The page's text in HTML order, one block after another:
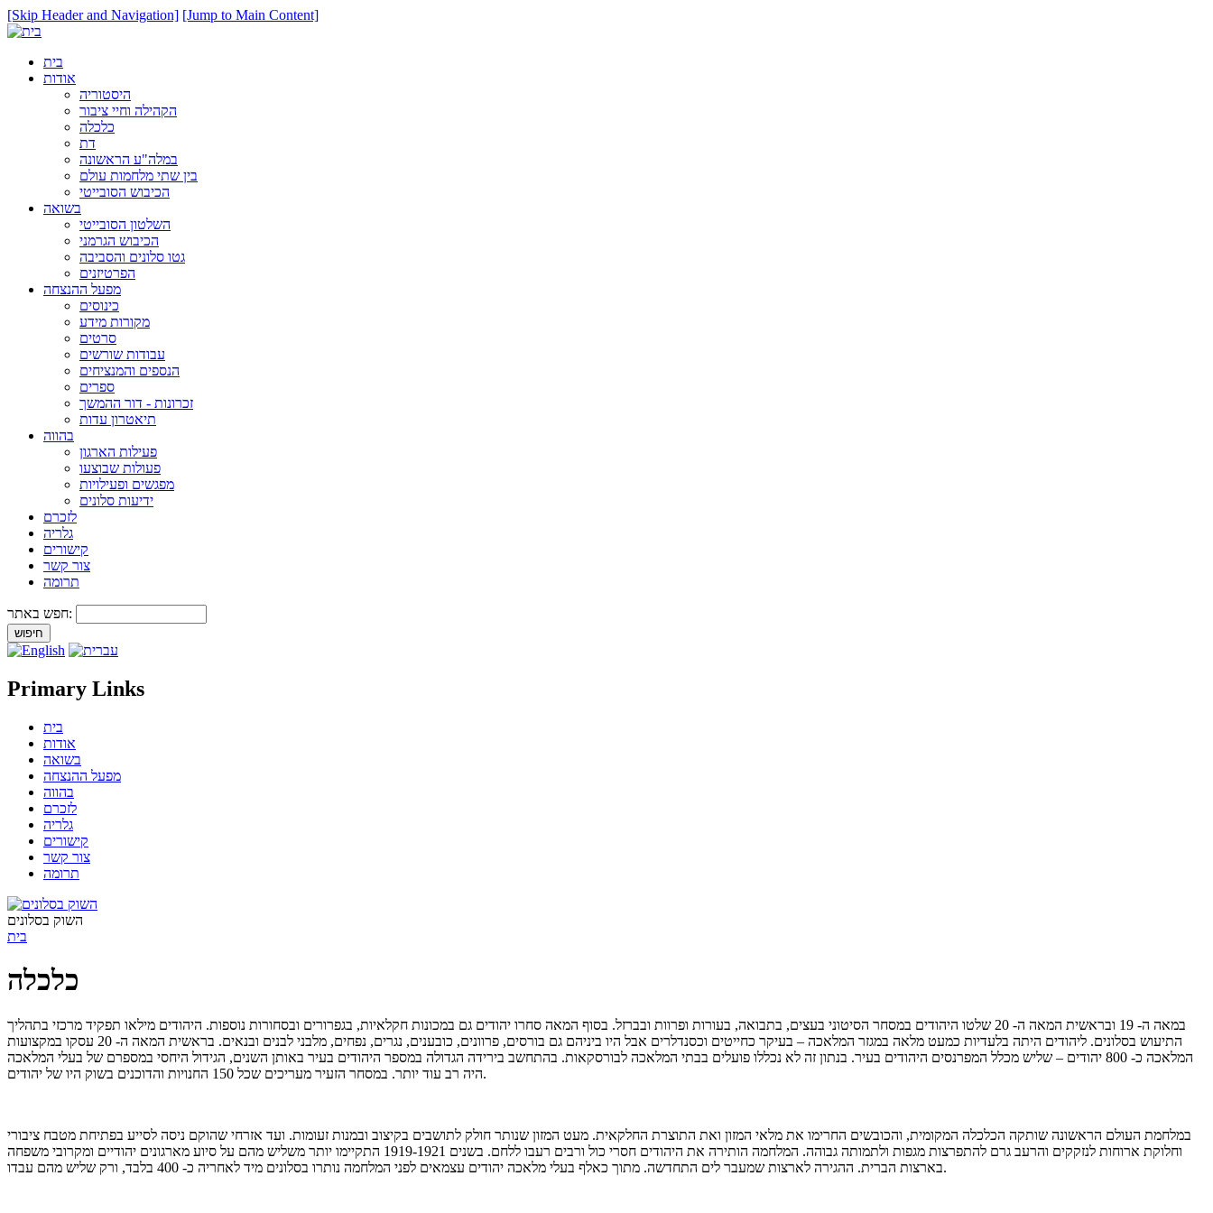
[Skip Header and Navigation] [Jump to Main Content]
בית
אודות
היסטוריה
הקהילה וחיי ציבור
כלכלה
דת
במלה"ע הראשונה
בין שתי מלחמות עולם
הכיבוש הסובייטי
בשואה
השלטון הסובייטי
הכיבוש הגרמני
גטו סלונים והסביבה
הפרטיזנים
מפעל ההנצחה
כינוסים
מקורות מידע
סרטים
עבודות שורשים
הנספים והמנציחים
ספרים
זכרונות - דור ההמשך
תיאטרון עדות
בהווה
פעילות הארגון
פעולות שבוצעו
מפגשים ופעילויות
ידיעות סלונים
לזכרם
גלריה
קישורים
צור קשר
תרומה
חפש באתר:
Primary Links
בית
אודות
בשואה
מפעל ההנצחה
בהווה
לזכרם
גלריה
קישורים
צור קשר
תרומה
השוק בסלונים
בית
כלכלה
במאה ה- 19 ובראשית המאה ה- 20 שלטו היהודים במסחר הסיטוני בעצים, בתבואה, בעורות ופרוות ובברזל. בסוף המאה סחרו יהודים גם במכונות חקלאיות, בגפרורים ובסחורות נוספות. היהודים מילאו תפקיד מרכזי בתהליך
התיעוש בסלונים. ליהודים היתה בלעדיות כמעט מלאה במגזר המלאכה – בעיקר כחייטים וכסנדלרים אבל היו ביניהם גם בורסים, פרוונים, כובענים, נגרים, נפחים, מלבני לבנים ובנאים. בראשית המאה ה- 20 עסקו במקצועות
המלאכה כ- 800 יהודים – שליש מכלל המפרנסים היהודים בעיר. בנתון זה לא נכללו פועלים בבתי המלאכה לבורסקאות. בהתחשב בירידה הגדולה במספר היהודים בעיר באותן השנים, הגידול היחסי במספרם של בעלי המלאכה
היה רב עוד יותר. במסחר הזעיר מעריכים שכל 150 החנויות והדוכנים בשוק היו של יהודים.
במלחמת העולם הראשונה שותקה הכלכלה המקומית, והכובשים החרימו את מלאי המזון ואת התוצרת החלקאית. מעט המזון שנותר חולק לתושבים בקיצוב ובמנות זעומות. ועד אזרחי שהוקם ניסה לסייע בפתיחת מטבח ציבורי
וחלוקת ארוחות לנזקקים והרעב גרם להתפרצות מגפות ולתמותה גבוהה. המלחמה הותירה את היהודים חסרי כול ורבים רעבו ללחם. בשנים 1919-1921 התקיימו יותר משליש מהם על סיוע מארגונים יהודיים ומקרובי משפחה
בארצות הברית. ההגירה לארצות שמעבר לים התחדשה. מתוך כאלף בעלי מלאכה יהודים עצמאים לפני המלחמה נותרו בסלונים מיד לאחריה כ- 400 בלבד, ורק שליש מהם עבדו.